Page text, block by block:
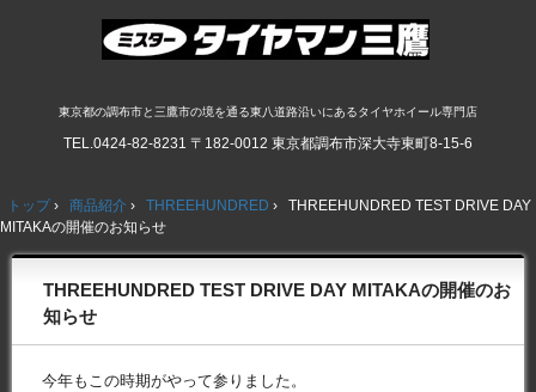
東京都の調布市と三鷹市の境を通る東八道路沿いにあるタイヤホイール専門店
TEL.0424-82-8231 〒182-0012 東京都調布市深大寺東町8-15-6
トップ › 商品紹介 › THREEHUNDRED ›
THREEHUNDRED TEST DRIVE DAY
MITAKAの開催のお知らせ
THREEHUNDRED TEST DRIVE DAY MITAKAの開催のお
知らせ
今年もこの時期がやって参りました。